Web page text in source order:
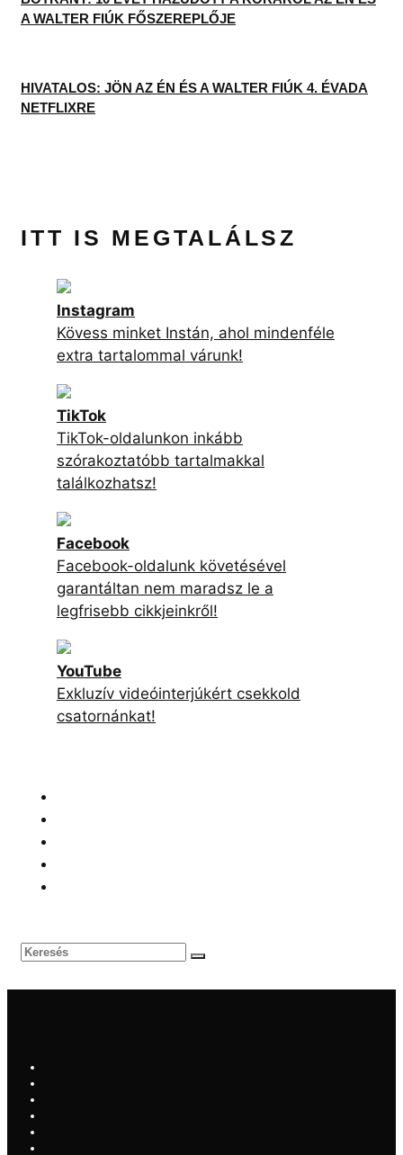
A WALTER FIÚK FŐSZEREPLŐJE
HIVATALOS: JÖN AZ ÉN ÉS A WALTER FIÚK 4. ÉVADA
NETFLIXRE
ITT IS MEGTALÁLSZ
Instagram
Kövess minket Instán, ahol mindenféle
extra tartalommal várunk!
TikTok
TikTok-oldalunkon inkább
szórakoztatóbb tartalmakkal
találkozhatsz!
Facebook
Facebook-oldalunk követésével
garantáltan nem maradsz le a
legfrisebb cikkjeinkről!
YouTube
Exkluzív videóinterjúkért csekkold
csatornánkat!